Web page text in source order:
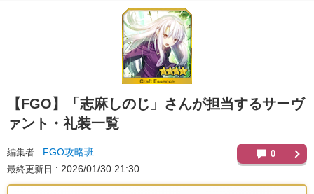
【FGO】
「志麻しのじ」さんが担当するサーヴ
ァント・礼装一覧
編集者 FGO攻略班
最終更新日 2026/01/30 21:30
0